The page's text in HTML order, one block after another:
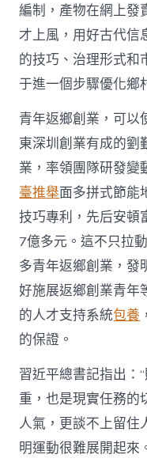
編制，產物在網上發
才上風，用好古代信
的技巧、治理形式和
于進一個步驟優化鄉
青年返鄉創業，可以
東深圳創業有成的劉
業，率領團隊研發變
臺推舉面多拼式節能
技巧專利，先后安頓
7億多元。這不只拉
多青年返鄉創業，發
好施展返鄉創業青年
的人才支持系統包養
的保證。
習近平總書記指出：
重，也是現實任務的
人氣，更談不上留住
明運動很難展開起來